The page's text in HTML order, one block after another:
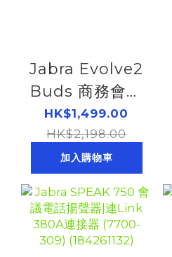
Jabra Evolve2
Buds 商務會議
藍牙真無線耳機|
連Link 380A 連
接器 |USB-A
999)
(184261207)
HK$1,499.00
HK$2,198.00
加入購物車